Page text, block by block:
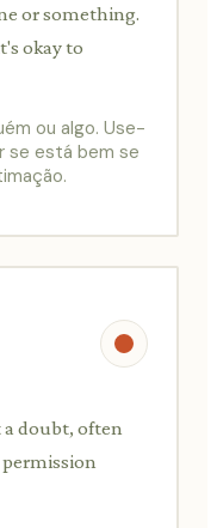
or something.
okay to
ou algo. Use-
se está bem se
doubt, often